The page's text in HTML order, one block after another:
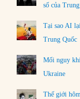
số của
Tại sao AI
Trung Quốc
Mối nguy
Ukraine
Thế giới